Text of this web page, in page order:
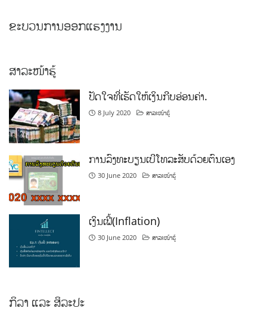
ຂະບວນການອອກແຮງງານ
ສາລະໜ້າຮູ້
ປັດໃຈທີ່ເຮັດໃຫ້ເງິນກີບອ່ອນຄ່າ.
8 July 2020 ສາລະໜ້າຮູ້
ການລົງທະບຽນເບີໂທລະສັບດ້ວຍຕົນເອງ
30 June 2020 ສາລະໜ້າຮູ້
ເງິນເຟີ້(Inflation)
30 June 2020 ສາລະໜ້າຮູ້
ກິລາ ແລະ ສິລະປະ